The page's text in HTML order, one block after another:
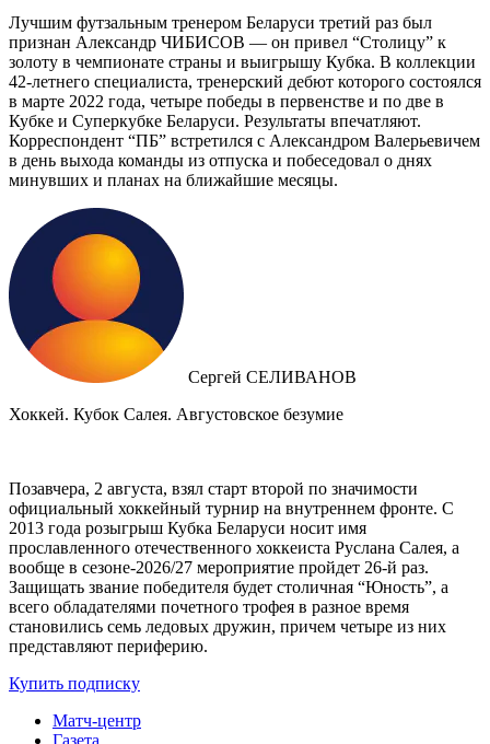
Лучшим футзальным тренером Беларуси третий раз был
признан Александр ЧИБИСОВ — он привел “Столицу” к
золоту в чемпионате страны и выигрышу Кубка. В коллекции
42-летнего специалиста, тренерский дебют которого состоялся
в марте 2022 года, четыре победы в первенстве и по две в
Кубке и Суперкубке Беларуси. Результаты впечатляют.
Корреспондент “ПБ” встретился с Александром Валерьевичем
в день выхода команды из отпуска и побеседовал о днях
минувших и планах на ближайшие месяцы.
Сергей СЕЛИВАНОВ
Хоккей. Кубок Салея. Августовское безумие
Позавчера, 2 августа, взял старт второй по значимости
официальный хоккейный турнир на внутреннем фронте. C
2013 года розыгрыш Кубка Беларуси носит имя
прославленного отечественного хоккеиста Руслана Салея, а
вообще в сезоне-2026/27 мероприятие пройдет 26-й раз.
Защищать звание победителя будет столичная “Юность”, а
всего обладателями почетного трофея в разное время
становились семь ледовых дружин, причем четыре из них
представляют периферию.
Купить подписку
Матч-центр
Газета